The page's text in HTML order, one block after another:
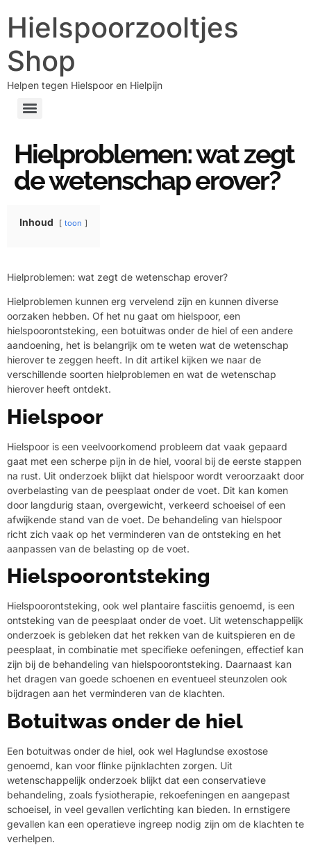
Hielspoorzooltjes
Shop
Helpen tegen Hielspoor en Hielpijn
Hielproblemen: wat zegt
de wetenschap erover?
Inhoud toon
Hielproblemen: wat zegt de wetenschap erover?
Hielproblemen kunnen erg vervelend zijn en kunnen diverse
oorzaken hebben. Of het nu gaat om hielspoor, een
hielspoorontsteking, een botuitwas onder de hiel of een andere
aandoening, het is belangrijk om te weten wat de wetenschap
hierover te zeggen heeft. In dit artikel kijken we naar de
verschillende soorten hielproblemen en wat de wetenschap
hierover heeft ontdekt.
Hielspoor
Hielspoor is een veelvoorkomend probleem dat vaak gepaard
gaat met een scherpe pijn in de hiel, vooral bij de eerste stappen
na rust. Uit onderzoek blijkt dat hielspoor wordt veroorzaakt door
overbelasting van de peesplaat onder de voet. Dit kan komen
door langdurig staan, overgewicht, verkeerd schoeisel of een
afwijkende stand van de voet. De behandeling van hielspoor
richt zich vaak op het verminderen van de ontsteking en het
aanpassen van de belasting op de voet.
Hielspoorontsteking
Hielspoorontsteking, ook wel plantaire fasciitis genoemd, is een
ontsteking van de peesplaat onder de voet. Uit wetenschappelijk
onderzoek is gebleken dat het rekken van de kuitspieren en de
peesplaat, in combinatie met specifieke oefeningen, effectief kan
zijn bij de behandeling van hielspoorontsteking. Daarnaast kan
het dragen van goede schoenen en eventueel steunzolen ook
bijdragen aan het verminderen van de klachten.
Botuitwas onder de hiel
Een botuitwas onder de hiel, ook wel Haglundse exostose
genoemd, kan voor flinke pijnklachten zorgen. Uit
wetenschappelijk onderzoek blijkt dat een conservatieve
behandeling, zoals fysiotherapie, rekoefeningen en aangepast
schoeisel, in veel gevallen verlichting kan bieden. In ernstigere
gevallen kan een operatieve ingreep nodig zijn om de klachten te
verhelpen.